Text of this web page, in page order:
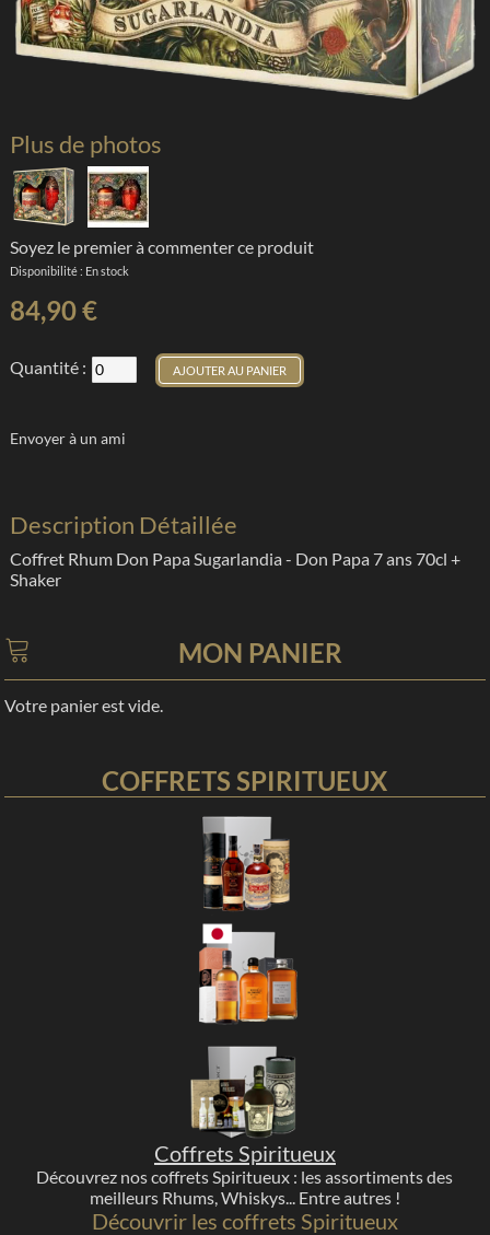
Plus de photos
Soyez le premier à commenter ce produit
Disponibilité : En stock
84,90 €
Quantité : AJOUTER AU PANIER
Envoyer à un ami
Description Détaillée
Coffret Rhum Don Papa Sugarlandia - Don Papa 7 ans 70cl +
Shaker
MON PANIER
Votre panier est vide.
COFFRETS SPIRITUEUX
Coffrets Spiritueux
Découvrez nos coffrets Spiritueux : les assortiments des
meilleurs Rhums, Whiskys... Entre autres !
Découvrir les coffrets Spiritueux